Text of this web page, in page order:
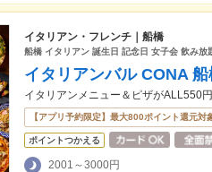
イタリアン・フレンチ｜船橋
船橋 イタリアン 誕生日 記念日 女子会 飲み
イタリアンバル CONA
イタリアンメニュー＆ピザがALL550
【アプリ予約限定】最大800ポイント還元対
ポイントつかえる
2001～3000円